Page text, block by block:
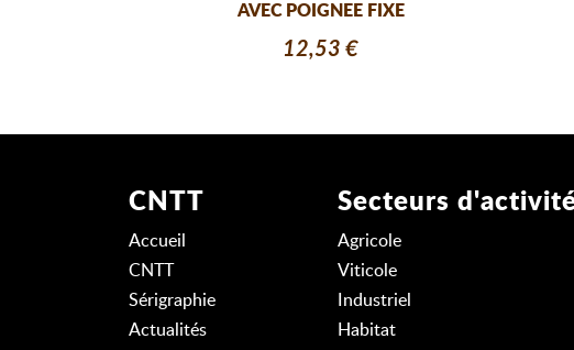
AVEC POIGNEE FIXE
12,53 €
CNTT
Accueil
CNTT
Sérigraphie
Actualités
Secteurs
Agricole
Viticole
Industriel
Habitat